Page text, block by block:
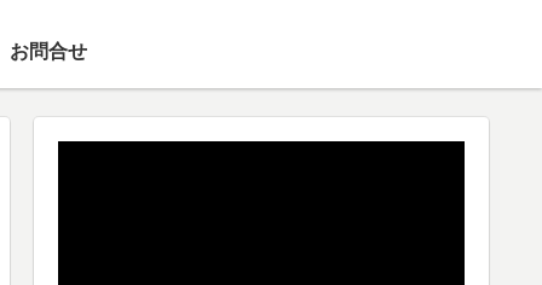
お問合せ